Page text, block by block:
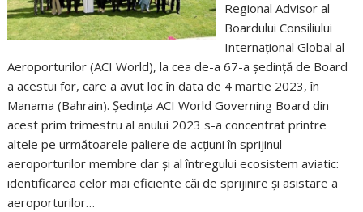
Regional Advisor al
Boardului Consiliului
Internațional Global al
Aeroporturilor (ACI World), la cea de-a 67-a şedinţă de Board
a acestui for, care a avut loc în data de 4 martie 2023, în
Manama (Bahrain). Şedinţa ACI World Governing Board din
acest prim trimestru al anului 2023 s-a concentrat printre
altele pe următoarele paliere de acţiuni în sprijinul
aeroporturilor membre dar şi al întregului ecosistem aviatic:
identificarea celor mai eficiente căi de sprijinire şi asistare a
aeroporturilor…